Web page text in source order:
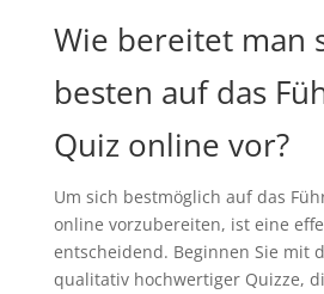
Wie bereitet man
besten auf das
Quiz online vor?
Um sich bestmöglich auf das
online vorzubereiten, ist eine
entscheidend. Beginnen Sie mit
qualitativ hochwertiger Quizze,